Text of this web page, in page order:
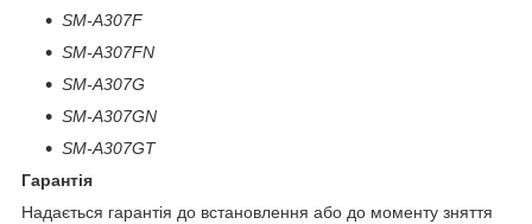
SM-A307F
SM-A307FN
SM-A307G
SM-A307GN
SM-A307GT
Гарантія
Надається гарантія до встановлення або до моменту зняття